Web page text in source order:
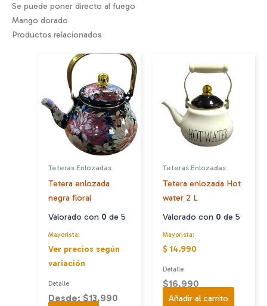
Se puede poner directo al fuego
Mango dorado
Productos relacionados
Teteras Enlozadas
Tetera enlozada
negra floral
Valorado con 0 de 5
Mayorista:
Ver precios según
variación
Detalle
Desde: $13.990
Teteras Enlozadas
Tetera enlozada Hot
water 2 L
Valorado con 0 de 5
Mayorista:
$ 14.990
Detalle
$16.990
Añadir al carrito